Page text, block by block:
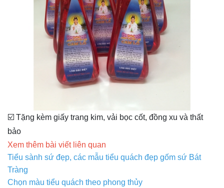
☑️ Tặng kèm giấy trang kim, vải bọc cốt, đồng xu và thất
bảo
Xem thêm bài viết liên quan
Tiểu sành sứ đẹp, các mẫu tiểu quách đẹp gốm sứ Bát
Tràng
Chọn màu tiểu quách theo phong thủy